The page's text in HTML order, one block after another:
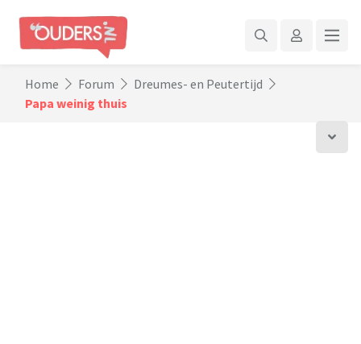
Home Forum
Dreumes- en Peutertijd
Papa weinig thuis